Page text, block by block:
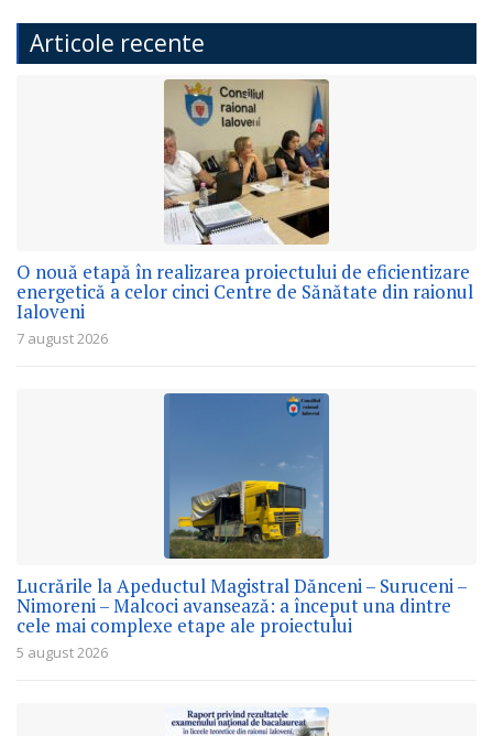
Articole recente
O nouă etapă în realizarea proiectului de eficientizare
energetică a celor cinci Centre de Sănătate din raionul
Ialoveni
7 august 2026
Lucrările la Apeductul Magistral Dănceni – Suruceni –
Nimoreni – Malcoci avansează: a început una dintre
cele mai complexe etape ale proiectului
5 august 2026